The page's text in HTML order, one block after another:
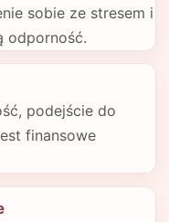
sobie ze stresem i
odporność.
podejście do
finansowe